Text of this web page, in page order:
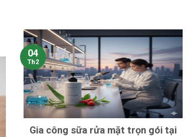
Gia công sữa rửa mặt trọn gói tại
04
Th2